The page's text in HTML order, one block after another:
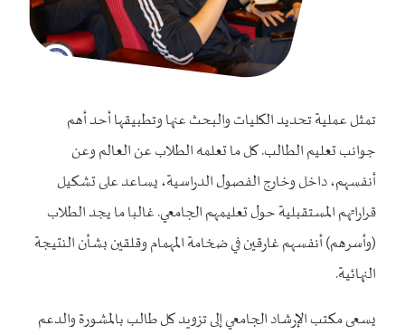
تمثل عملية تحديد الكليات والبحث عنها وتطبيقها أحد أهم
جوانب تعليم الطالب. كل ما تعلمه الطلاب عن العالم وعن
أنفسهم، داخل وخارج الفصول الدراسية، يساعد على تشكيل
قراراتهم المستقبلية حول تعليمهم الجامعي. غالبا ما يجد الطلاب
(وأسرهم) أنفسهم غارقين في ضخامة المهمام وقلقين بشأن النتيجة
النهائية.
يسعى مكتب الإرشاد الجامعي إلى تزويد كل طالب بالمشورة والدعم